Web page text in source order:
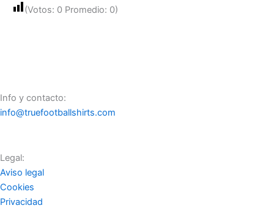
(Votos: 0 Promedio: 0)
Info y contacto:
info@truefootballshirts.com
Legal:
Aviso legal
Cookies
Privacidad